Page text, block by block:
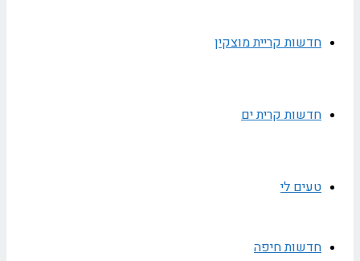
חדשות קריית מוצקין
חדשות קרית ים
טעים לי
חדשות חיפה